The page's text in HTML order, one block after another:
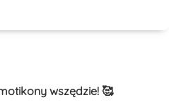
wszędzie! 🥰